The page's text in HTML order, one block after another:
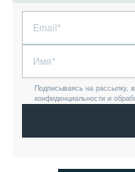
Подписываясь на рассылку,
конфиденциальности и